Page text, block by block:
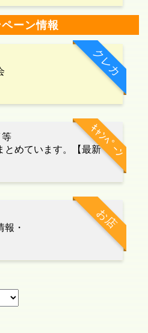
ーン情報
クレカ
ｷｬﾝﾍﾟｰﾝ
等
とめています。【最新
お店
・